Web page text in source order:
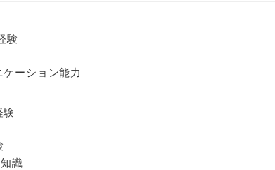
験
ーション能力
識